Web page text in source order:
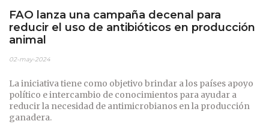
FAO lanza una campaña decenal para
reducir el uso de antibióticos en producción
animal
02-may-2024
La iniciativa tiene como objetivo brindar a los países apoyo
político e intercambio de conocimientos para ayudar a
reducir la necesidad de antimicrobianos en la producción
ganadera.